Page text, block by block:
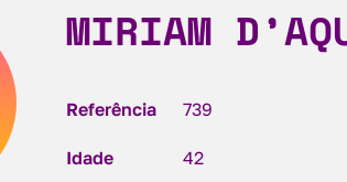
MIRIAM
Referência 739
Idade 42